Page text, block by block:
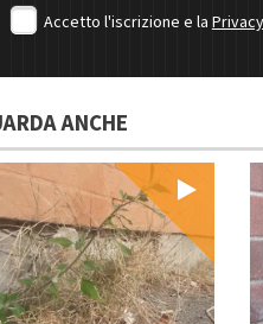
Accetto l'iscrizione e la
ANCHE